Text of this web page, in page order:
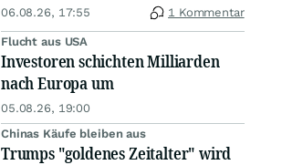
06.08.26, 17:55 1 Kommentar
Flucht aus USA
Investoren schichten Milliarden
nach Europa um
05.08.26, 19:00
Chinas Käufe bleiben aus
Trumps "goldenes Zeitalter" wird